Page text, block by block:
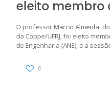
eleito membro
O professor Marcio Almeida,
da Coppe/UFRJ, foi eleito
de Engenharia (ANE), e a
0